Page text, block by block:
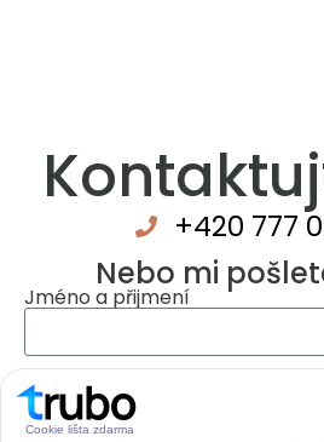
+420 777
Nebo mi
Jméno a přijmení
Email
Cookie lišta zdarma